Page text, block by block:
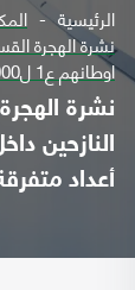
الرئيسية
نشرة الهجرة
اوطانهم ع1 ل2000 -ع39ل2012 أعداد متفرقة
نشرة
أعداد